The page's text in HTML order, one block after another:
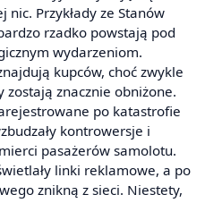
Przykłady ze Stanów
rzadko powstają pod
wydarzeniom.
kupców, choć zwykle
znacznie obniżone.
po katastrofie
kontrowersje i
pasażerów samolotu.
linki reklamowe, a po
znikną z sieci. Niestety,